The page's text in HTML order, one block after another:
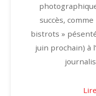
succès,
bistrots »
juin prochain) à